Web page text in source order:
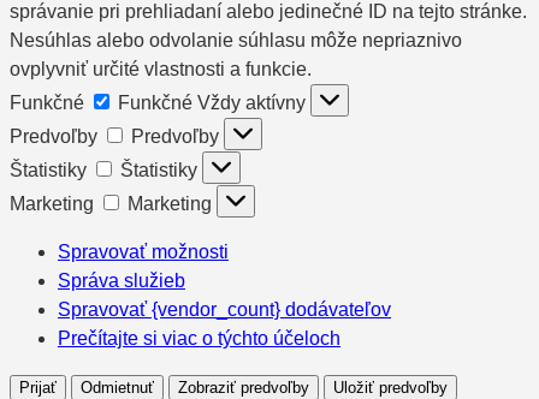
správanie pri prehliadaní alebo jedinečné ID na tejto stránke.
Nesúhlas alebo odvolanie súhlasu môže nepriaznivo
ovplyvniť určité vlastnosti a funkcie.
Funkčné
Funkčné Vždy aktívny
Predvoľby
Predvoľby
Štatistiky
Štatistiky
Marketing
Marketing
Spravovať možnosti
Správa služieb
Spravovať {vendor_count} dodávateľov
Prečítajte si viac o týchto účeloch
Prijať Odmietnuť Zobraziť predvoľby Uložiť predvoľby